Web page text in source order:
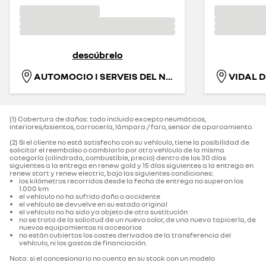
descúbrelo
AUTOMOCIO I SERVEIS DEL NORD-EST, S.L.
(1) Cobertura de daños: todo incluido excepto neumáticos,
interiores/asientos, carrocería, lámpara / faro, sensor de aparcamiento.‌
(2) Si el cliente no está satisfecho con su vehículo, tiene la posibilidad de
solicitar el reembolso o cambiarlo por otro vehículo de la misma
categoría (cilindrada, combustible, precio) dentro de los 30 días
siguientes a la entrega en renew gold y 15 días siguientes a la entrega en
renew start y renew electric, bajo las siguientes condiciones:
los kilómetros recorridos desde la fecha de entrega no superan los
1.000 km
el vehículo no ha sufrido daño o accidente
el vehículo se devuelve en su estado original
el vehículo no ha sido ya objeto de otra sustitución
no se trata de la solicitud de un nuevo color, de una nueva tapicería, de
nuevos equipamientos ni accesorios
no están cubiertos los costes derivados de la transferencia del
vehículo, ni los gastos de financiación.
Nota: si el concesionario no cuenta en su stock con un modelo